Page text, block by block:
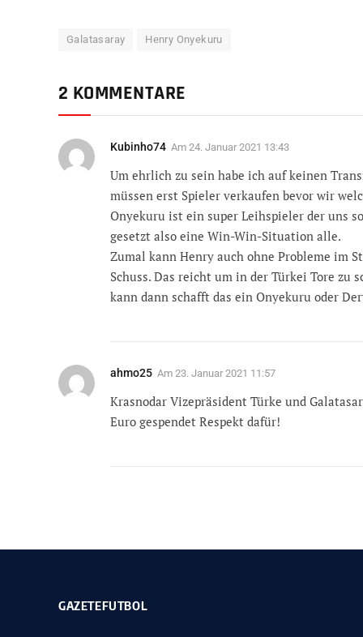
Galatasaray Henry Onyekuru
2 KOMMENTARE
Kubinho74 Am 24. Januar 2021 13:43
Um ehrlich zu sein habe ich auf keinen
müssen erst Spieler verkaufen bevor wir
Onyekuru ist ein super Leihspieler der uns
gesetzt also eine Win-Win-Situation alle.
Zumal kann Henry auch ohne Probleme im
Schuss. Das reicht um in der Türkei Tore zu
kann dann schafft das ein Onyekuru oder
ahmo25 Am 23. Januar 2021 11:57
Krasnodar Vizepräsident Türke und
Euro gespendet Respekt dafür!
GAZETEFUTBOL